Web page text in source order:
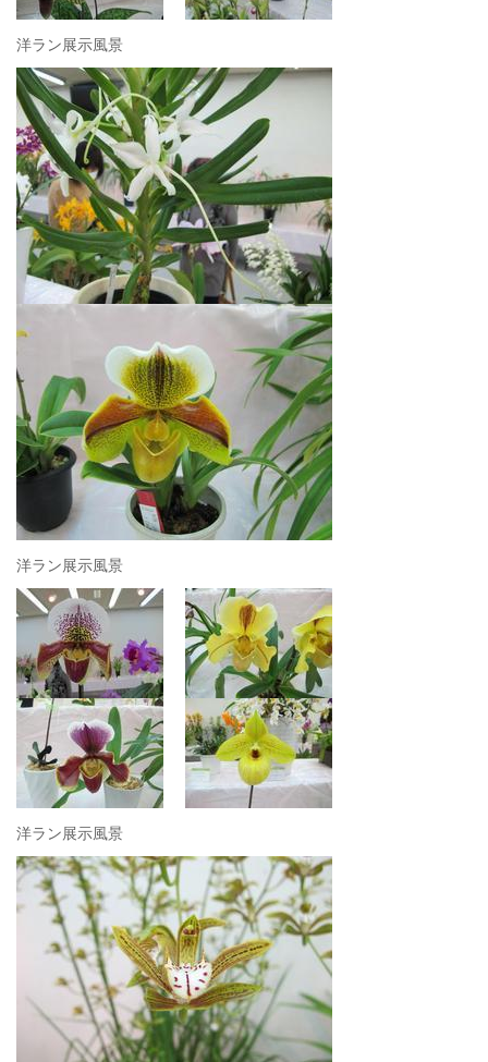
洋ラン展示風景
洋ラン展示風景
洋ラン展示風景